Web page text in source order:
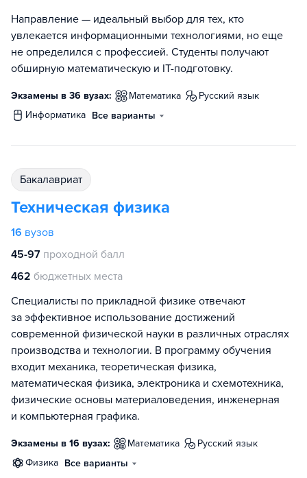
Направление — идеальный выбор для тех, кто
увлекается информационными технологиями, но еще
не определился с профессией. Студенты получают
обширную математическую и IT-подготовку.
Экзамены в 36 вузах: математика
русский язык
информатика Все варианты
бакалавриат
Техническая физика
16 вузов
45-97 проходной балл
462 бюджетных места
Специалисты по прикладной физике отвечают
за эффективное использование достижений
современной физической науки в различных отраслях
производства и технологии. В программу обучения
входит механика, теоретическая физика,
математическая физика, электроника и схемотехника,
физические основы материаловедения, инженерная
и компьютерная графика.
Экзамены в 16 вузах: математика
русский язык
физика Все варианты